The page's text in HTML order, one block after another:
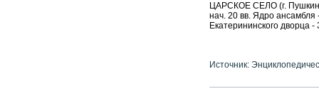
ЦАРСКОЕ СЕЛО (г.
нач. 20 вв. Ядро
Екатерининского дворца
Источник: